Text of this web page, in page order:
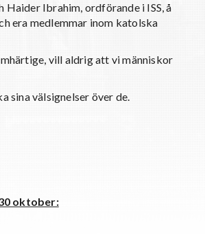
Ibrahim, ordförande i ISS, å
era medlemmar inom katolska
vill aldrig att vi människor
sina välsignelser över de.
oktober: